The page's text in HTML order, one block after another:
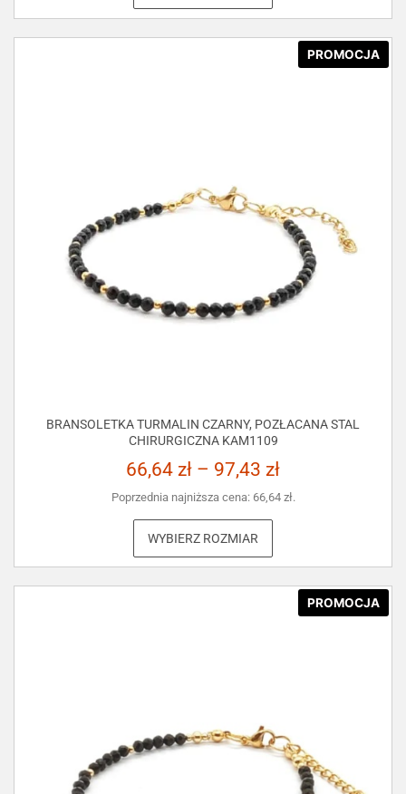
PROMOCJA
BRANSOLETKA TURMALIN CZARNY, POZŁACANA STAL
CHIRURGICZNA KAM1109
66,64 zł – 97,43 zł
Poprzednia najniższa cena: 66,64 zł.
WYBIERZ ROZMIAR
PROMOCJA